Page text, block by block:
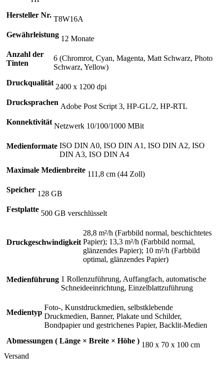
Hersteller Nr. T8W16A
Gewährleistung 12 Monate
Anzahl der
Tinten
6 (Chromrot, Cyan, Magenta, Matt Schwarz, Photo
Schwarz, Yellow)
Druckqualität 2400 x 1200 dpi
Drucksprachen Adobe Post Script 3, HP-GL/2, HP-RTL
Konnektivität Netzwerk 10/100/1000 MBit
Medienformate ISO DIN A0, ISO DIN A1, ISO DIN A2, ISO
DIN A3, ISO DIN A4
Maximale Medienbreite 111,8 cm (44 Zoll)
Speicher 128 GB
Festplatte 500 GB verschlüsselt
Druckgeschwindigkeit
28,8 m²/h (Farbbild normal, beschichtetes
Papier); 13,3 m²/h (Farbbild normal,
glänzendes Papier); 10 m²/h (Farbbild
optimal, glänzendes Papier)
Medienführung 1 Rollenzuführung, Auffangfach, automatische
Schneideeinrichtung, Einzelblattzuführung
Medientyp
Foto-, Kunstdruckmedien, selbstklebende
Druckmedien, Banner, Plakate und Schilder,
Bondpapier und gestrichenes Papier, Backlit-Medien
Abmessungen ( Länge × Breite × Höhe ) 180 x 70 x 100 cm
Versand